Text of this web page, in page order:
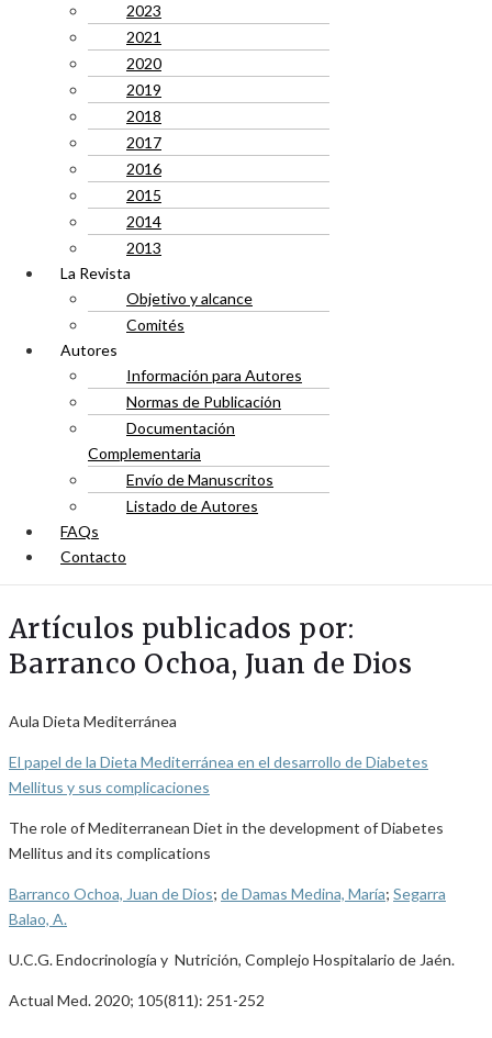
2023
2021
2020
2019
2018
2017
2016
2015
2014
2013
La Revista
Objetivo y alcance
Comités
Autores
Información para Autores
Normas de Publicación
Documentación
Complementaria
Envío de Manuscritos
Listado de Autores
FAQs
Contacto
Artículos publicados por:
Barranco Ochoa, Juan de Dios
Aula Dieta Mediterránea
El papel de la Dieta Mediterránea en el desarrollo de Diabetes
Mellitus y sus complicaciones
The role of Mediterranean Diet in the development of Diabetes
Mellitus and its complications
Barranco Ochoa, Juan de Dios; de Damas Medina, María; Segarra
Balao, A.
U.C.G. Endocrinología y Nutrición, Complejo Hospitalario de Jaén.
Actual Med. 2020; 105(811): 251-252